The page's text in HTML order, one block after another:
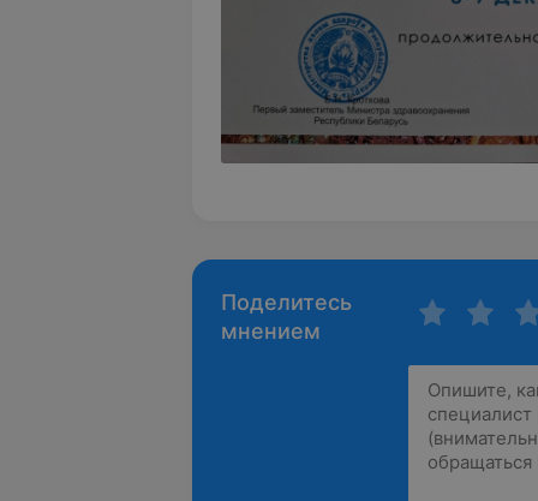
Поделитесь
мнением